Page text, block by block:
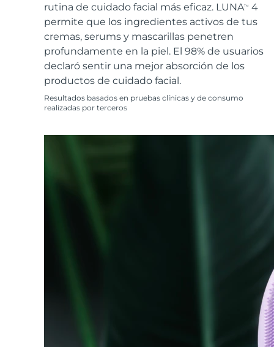
rutina de cuidado facial más eficaz. LUNATM
4
permite que los ingredientes activos de tus
cremas, serums y mascarillas penetren
profundamente en la piel. El 98% de usuarios
declaró sentir una mejor absorción de los
productos de cuidado facial.
Resultados basados en pruebas clínicas y de consumo
realizadas por terceros
All acne treatment devices
All revitalizing eye massagers
Cuidado de la piel KIWI™
Advanced pore care essentials
Serum
For healthy hair
issa™ Teeth Whitening Gel
18% PAP
Cosméticos Hombres
Comprar todo